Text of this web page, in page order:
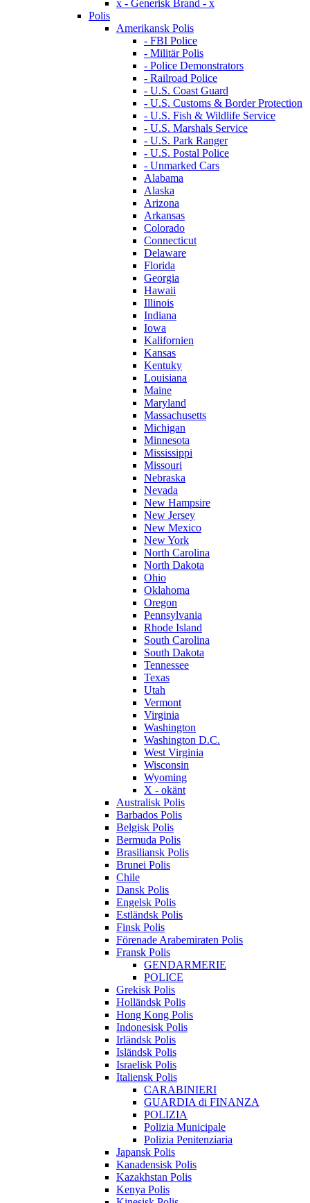
x - Generisk Brand - x
Polis
Amerikansk Polis
- FBI Police
- Militär Polis
- Police Demonstrators
- Railroad Police
- U.S. Coast Guard
- U.S. Customs & Border Protection
- U.S. Fish & Wildlife Service
- U.S. Marshals Service
- U.S. Park Ranger
- U.S. Postal Police
- Unmarked Cars
Alabama
Alaska
Arizona
Arkansas
Colorado
Connecticut
Delaware
Florida
Georgia
Hawaii
Illinois
Indiana
Iowa
Kalifornien
Kansas
Kentuky
Louisiana
Maine
Maryland
Massachusetts
Michigan
Minnesota
Mississippi
Missouri
Nebraska
Nevada
New Hampsire
New Jersey
New Mexico
New York
North Carolina
North Dakota
Ohio
Oklahoma
Oregon
Pennsylvania
Rhode Island
South Carolina
South Dakota
Tennessee
Texas
Utah
Vermont
Virginia
Washington
Washington D.C.
West Virginia
Wisconsin
Wyoming
X - okänt
Australisk Polis
Barbados Polis
Belgisk Polis
Bermuda Polis
Brasiliansk Polis
Brunei Polis
Chile
Dansk Polis
Engelsk Polis
Estländsk Polis
Finsk Polis
Förenade Arabemiraten Polis
Fransk Polis
GENDARMERIE
POLICE
Grekisk Polis
Holländsk Polis
Hong Kong Polis
Indonesisk Polis
Irländsk Polis
Isländsk Polis
Israelisk Polis
Italiensk Polis
CARABINIERI
GUARDIA di FINANZA
POLIZIA
Polizia Municipale
Polizia Penitenziaria
Japansk Polis
Kanadensisk Polis
Kazakhstan Polis
Kenya Polis